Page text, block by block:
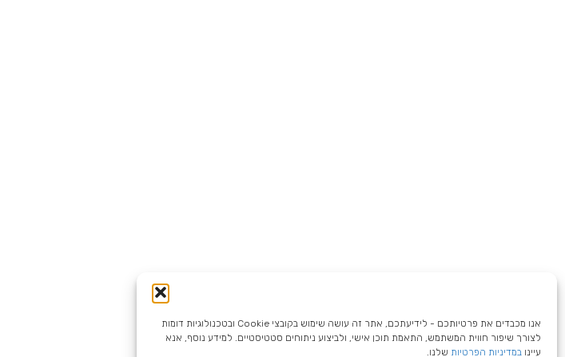
אנו מכבדים את פרטיותכם - לידיעתכם, אתר זה עושה שימוש בקובצי Cookie ובטכנולוגיות דומות
לצורך שיפור חווית המשתמש, התאמת תוכן אישי, ולביצוע ניתוחים סטטיסטיים. למידע נוסף, אנא
עיינובמדיניות הפרטיות שלנו.